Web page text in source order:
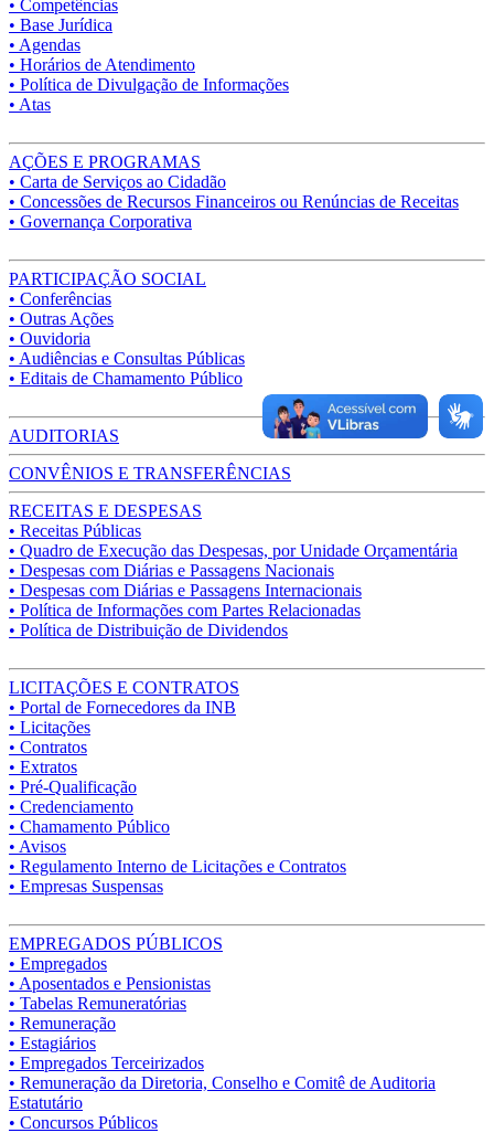
• Competências
• Base Jurídica
• Agendas
• Horários de Atendimento
• Política de Divulgação de Informações
• Atas
AÇÕES E PROGRAMAS
• Carta de Serviços ao Cidadão
• Concessões de Recursos Financeiros ou Renúncias de Receitas
• Governança Corporativa
PARTICIPAÇÃO SOCIAL
• Conferências
• Outras Ações
• Ouvidoria
• Audiências e Consultas Públicas
• Editais de Chamamento Público
AUDITORIAS
CONVÊNIOS E TRANSFERÊNCIAS
RECEITAS E DESPESAS
• Receitas Públicas
• Quadro de Execução das Despesas, por Unidade Orçamentária
• Despesas com Diárias e Passagens Nacionais
• Despesas com Diárias e Passagens Internacionais
• Política de Informações com Partes Relacionadas
• Política de Distribuição de Dividendos
LICITAÇÕES E CONTRATOS
• Portal de Fornecedores da INB
• Licitações
• Contratos
• Extratos
• Pré-Qualificação
• Credenciamento
• Chamamento Público
• Avisos
• Regulamento Interno de Licitações e Contratos
• Empresas Suspensas
EMPREGADOS PÚBLICOS
• Empregados
• Aposentados e Pensionistas
• Tabelas Remuneratórias
• Remuneração
• Estagiários
• Empregados Terceirizados
• Remuneração da Diretoria, Conselho e Comitê de Auditoria
Estatutário
• Concursos Públicos